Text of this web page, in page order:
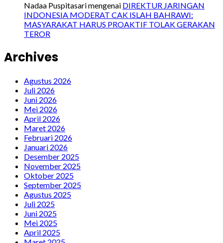
Nadaa Puspitasarimengenai DIREKTUR JARINGAN
INDONESIA MODERAT CAK ISLAH BAHRAWI:
MASYARAKAT HARUS PROAKTIF TOLAK GERAKAN
TEROR
Archives
Agustus 2026
Juli 2026
Juni 2026
Mei 2026
April 2026
Maret 2026
Februari 2026
Januari 2026
Desember 2025
November 2025
Oktober 2025
September 2025
Agustus 2025
Juli 2025
Juni 2025
Mei 2025
April 2025